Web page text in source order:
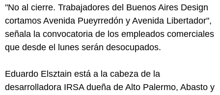
"No al cierre. Trabajadores del Buenos Aires Design
cortamos Avenida Pueyrredón y Avenida Libertador",
señala la convocatoria de los empleados comerciales
que desde el lunes serán desocupados.
Eduardo Elsztain está a la cabeza de la
desarrolladora IRSA dueña de Alto Palermo, Abasto y